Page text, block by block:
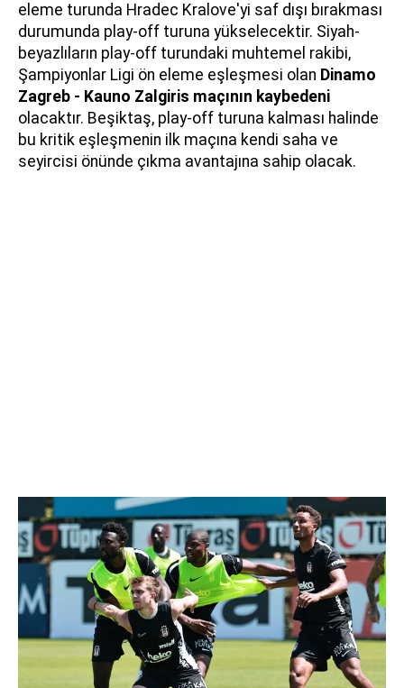
eleme turunda Hradec Kralove'yi saf dışı bırakması
durumunda play-off turuna yükselecektir. Siyah-
beyazlıların play-off turundaki muhtemel rakibi,
Şampiyonlar Ligi ön eleme eşleşmesi olan Dinamo
Zagreb - Kauno Zalgiris maçının kaybedeni
olacaktır. Beşiktaş, play-off turuna kalması halinde
bu kritik eşleşmenin ilk maçına kendi saha ve
seyircisi önünde çıkma avantajına sahip olacak.